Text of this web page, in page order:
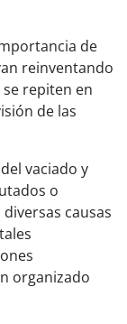
de
reinventando
repiten en
de las
vaciado y
o
causas
organizado